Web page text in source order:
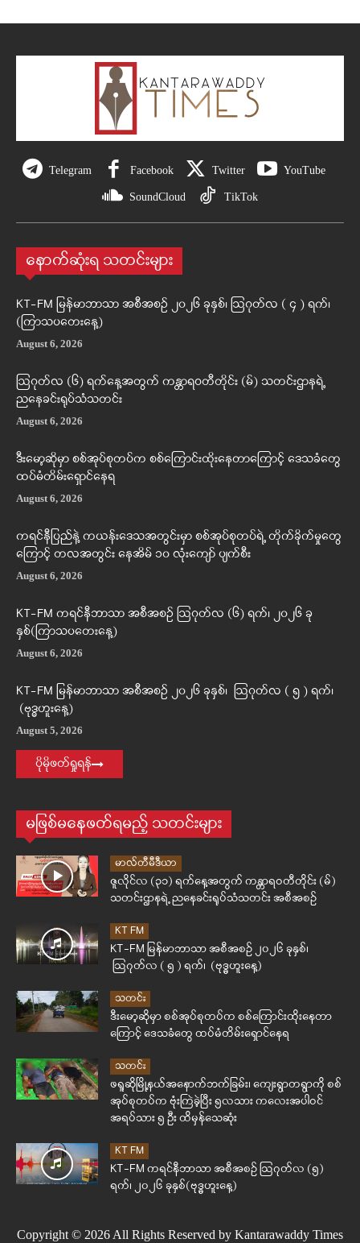
Telegram Facebook Twitter YouTube
SoundCloud TikTok
နောက်ဆုံးရ သတင်းများ
KT-FM မြန်မာဘာသာ အစီအစဉ် ၂၀၂၆ ခုနှစ်၊ ဩဂုတ်လ ( ၄ ) ရက်၊
(ကြာသပတေးနေ့)
August 6, 2026
ဩဂုတ်လ (၆) ရက်နေ့အတွက် ကန္တာရဝတီတိုင်း (မ်) သတင်းဌာနရဲ့
ညနေခင်းရုပ်သံသတင်း
August 6, 2026
ဒီးမော့ဆိုမှာ စစ်အုပ်စုတပ်က စစ်ကြောင်းထိုးနေတာကြောင့် ဒေသခံတွေ
ထပ်မံတိမ်းရှောင်နေရ
August 6, 2026
ကရင်နီပြည်နဲ့ ကယန်းဒေသအတွင်းမှာ စစ်အုပ်စုတပ်ရဲ့ တိုက်ခိုက်မှုတွေ
ကြောင့် တလအတွင်း နေအိမ် ၁၀ လုံးကျော် ပျက်စီး
August 6, 2026
KT-FM ကရင်နီဘာသာ အစီအစဉ် ဩဂုတ်လ (၆) ရက်၊ ၂၀၂၆ ခု
နှစ်(ကြာသပတေးနေ့)
August 6, 2026
KT-FM မြန်မာဘာသာ အစီအစဉ် ၂၀၂၆ ခုနှစ်၊ ဩဂုတ်လ ( ၅ ) ရက်၊
(ဗုဒ္ဓဟူးနေ့)
August 5, 2026
ပိုမိုဖတ်ရှုရန်
မဖြစ်မနေဖတ်ရမည့် သတင်းများ
မာလ်တီမီဒီယာ
ဇူလိုင်လ (၃၁) ရက်နေ့အတွက် ကန္တာရဝတီတိုင်း (မ်)
သတင်းဌာနရဲ့ ညနေခင်းရုပ်သံသတင်း အစီအစဉ်
KT FM
KT-FM မြန်မာဘာသာ အစီအစဉ် ၂၀၂၆ ခုနှစ်၊
ဩဂုတ်လ ( ၅ ) ရက်၊ (ဗုဒ္ဓဟူးနေ့)
သတင်း
ဒီးမော့ဆိုမှာ စစ်အုပ်စုတပ်က စစ်ကြောင်းထိုးနေတာ
ကြောင့် ဒေသခံတွေ ထပ်မံတိမ်းရှောင်နေရ
သတင်း
ဖရူဆိုမြို့နယ်အနောက်ဘက်ခြမ်း၊ ကျေးရွာတရွာကို စစ်
အုပ်စုတပ်က ဗုံးကြဲခဲ့ပြီး ၅လသား ကလေးအပါဝင်
အရပ်သား ၅ ဦး ထိမှန်သေဆုံး
KT FM
KT-FM ကရင်နီဘာသာ အစီအစဉ် ဩဂုတ်လ (၅)
ရက်၊ ၂၀၂၆ ခုနှစ်(ဗုဒ္ဓဟူးနေ့)
Copyright © 2026 All Rights Reserved by Kantarawaddy Times